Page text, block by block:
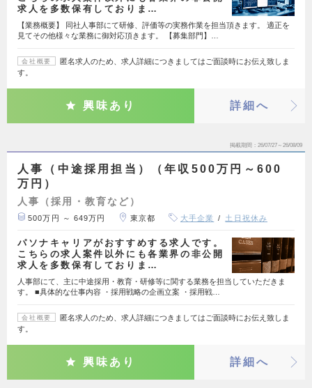
求人を多数保有しておりま…
【業務概要】 同社人事部にて研修、評価等の実務作業を担当頂きます。 適正を
見てその他様々な業務に御対応頂きます。 【募集部門】…
会社概要
匿名求人のため、求人詳細につきましてはご面談時にお伝え致しま
す。
興味あり 詳細へ
掲載期間 26/07/27～26/08/09
人事（中途採用担当）（年収500万円～600
万円）
人事（採用・教育など）
500万円 ～ 649万円 東京都 大手企業 土日祝休み
パソナキャリアがおすすめする求人です。
こちらの求人案件以外にも各業界の非公開
求人を多数保有しておりま…
人事部にて、主に中途採用・教育・研修等に関する業務を担当していただきま
す。 ■具体的な仕事内容 ・採用戦略の企画立案 ・採用戦…
会社概要
匿名求人のため、求人詳細につきましてはご面談時にお伝え致しま
す。
興味あり 詳細へ